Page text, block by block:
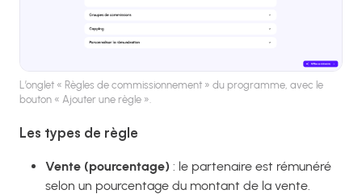
L’onglet « Règles de commissionnement » du programme, avec le
bouton « Ajouter une règle ».
Les types de règle
Vente (pourcentage) : le partenaire est rémunéré
selon un pourcentage du montant de la vente.